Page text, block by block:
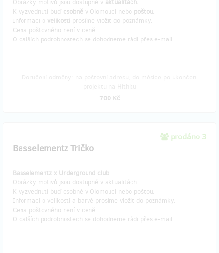
Obrázky motivů jsou dostupné v aktualitách.
K vyzvednutí buď osobně v Olomouci nebo poštou.
Informaci o velikosti prosíme vložit do poznámky.
Cena poštovného není v ceně.
O dalších podrobnostech se dohodneme rádi přes e-mail.
700 Kč
prodáno 3
Basselementz Tričko
Basselementz x Underground club
Obrázky motivů jsou dostupné v aktualitách
K vyzvednutí buď osobně v Olomouci nebo poštou.
Informaci o velikosti a barvě prosíme vložit do poznámky.
Cena poštovného není v ceně.
O dalších podrobnostech se dohodneme rádi přes e-mail.